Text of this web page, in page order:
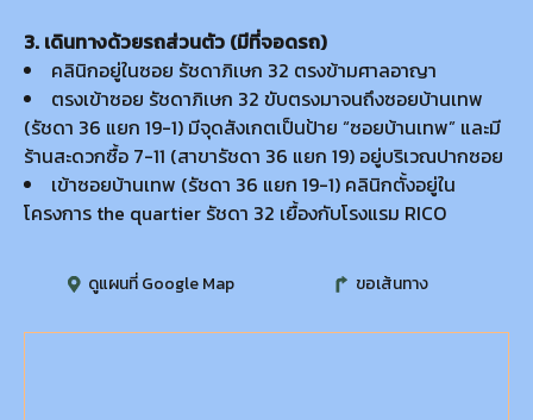
3. เดินทางด้วยรถส่วนตัว (มีที่จอดรถ)
คลินิกอยู่ในซอย รัชดาภิเษก 32 ตรงข้ามศาลอาญา
ตรงเข้าซอย รัชดาภิเษก 32 ขับตรงมาจนถึงซอยบ้านเทพ
(รัชดา 36 แยก 19-1) มีจุดสังเกตเป็นป้าย “ซอยบ้านเทพ” และมี
ร้านสะดวกซื้อ 7-11 (สาขารัชดา 36 แยก 19) อยู่บริเวณปากซอย
เข้าซอยบ้านเทพ (รัชดา 36 แยก 19-1) คลินิกตั้งอยู่ใน
โครงการ the quartier รัชดา 32 เยื้องกับโรงแรม RICO
ดูแผนที่ Google Map ขอเส้นทาง